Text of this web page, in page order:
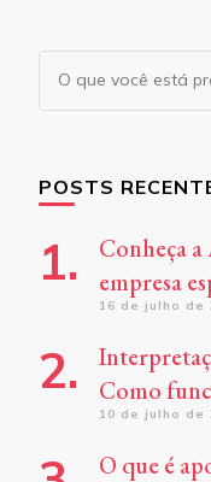
Procurando
algo?
POSTS
Conheça
empresa
16 de julho de
Como
10 de julho de
O que é